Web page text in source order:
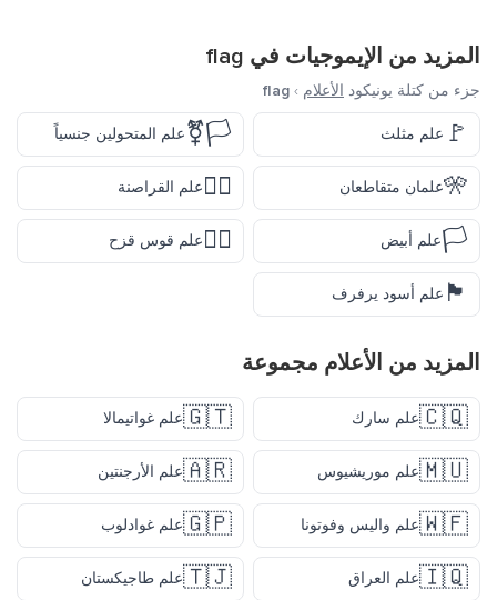
المزيد من الإيموجيات في flag
جزء من كتلة يونيكود الأعلام ›
flag
🚩 علم مثلث 🏳️‍⚧️علم المتحولين جنسياً
🎌علمان متقاطعان 🏴‍☠️علم القراصنة
🏳️علم أبيض 🏳️‍🌈علم قوس قزح
🏴 علم أسود يرفرف
المزيد من الأعلام مجموعة
🇨🇶علم سارك 🇬🇹علم غواتيمالا
🇲🇺علم موريشيوس 🇦🇷علم الأرجنتين
🇼🇫علم واليس وفوتونا 🇬🇵علم غوادلوب
🇮🇶علم العراق 🇹🇯علم طاجيكستان